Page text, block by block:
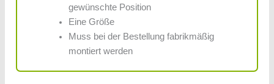
gewünschte Position
Eine Größe
Muss bei der Bestellung fabrikmäßig
montiert werden